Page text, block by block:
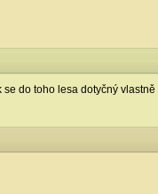
se do toho lesa dotyčný